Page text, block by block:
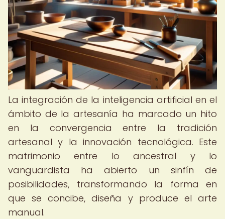
La integración de la inteligencia artificial en el
ámbito de la artesanía ha marcado un hito
en la convergencia entre la tradición
artesanal y la innovación tecnológica. Este
matrimonio entre lo ancestral y lo
vanguardista ha abierto un sinfín de
posibilidades, transformando la forma en
que se concibe, diseña y produce el arte
manual.